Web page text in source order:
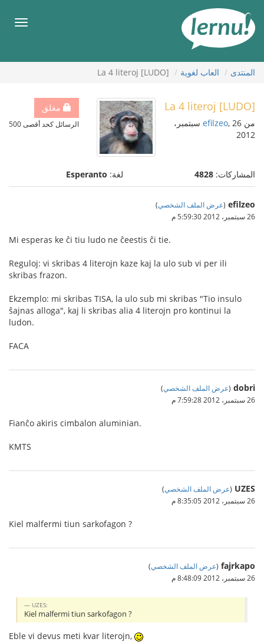
المحتويات
قائمة
المنتدى العاب لغوية [LUDO] La 4 literoj
مغلق
الرسائل كحد أقصى 500
[LUDO] La 4 literoj
من efilzeo , 26 سبتمبر،
2012
المشاركات: 4828 لغة: Esperanto
efilzeo
(عرض الملف الشخصي)
26 سبتمبر، 2012 5:59:30 م
Mi esperas ke ĉi tiu ludo ne ĉeestis ĉi tie.
Reguloj: vi skribas 4 literojn kaze kaj la ulo sub vi per ili
skribas frazon.
Ekzemplo: mi skribas TISA, la ulo sub mi skribas "Tio insulo
ŝajnas alloga", kaj li skribas alia 4 literojn pro kontinui la
ludon.
FACA
dobri
(عرض الملف الشخصي)
26 سبتمبر، 2012 7:59:28 م
Fianĉo akiris cimbalon aluminian.
KMTS
UZES
(عرض الملف الشخصي)
26 سبتمبر، 2012 8:35:05 م
Kiel malfermi tiun sarkofagon ?
fajrkapo
(عرض الملف الشخصي)
26 سبتمبر، 2012 8:48:09 م
UZES:
Kiel malfermi tiun sarkofagon ?
Eble vi devus meti kvar literojn,